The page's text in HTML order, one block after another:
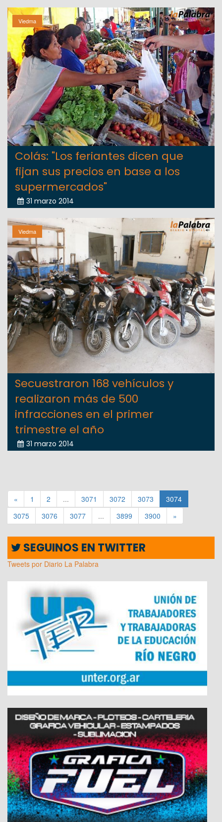
Viedma
Colás: "Los feriantes dicen que
fijan sus precios en base a los
supermercados"
31 marzo 2014
Viedma
Secuestraron 168 vehículos y
realizaron más de 500
infracciones en el primer
trimestre el año
31 marzo 2014
« 1 2 ... 3071 3072 3073
3074
3075
3076 3077 ... 3899 3900 »
SEGUINOS EN TWITTER
Tweets por Diario La Palabra